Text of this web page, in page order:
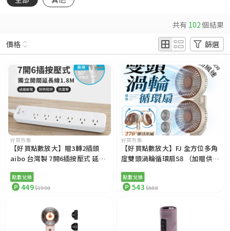
共有 102個結果
價格
篩選
好買市集
【好買點數放大】贈3轉2插頭
aibo 台灣製 7開6插按壓式 延長
點數兌換
449$1990
好買市集
【好買點數放大】FJ 全方位多角
度雙頭渦輪循環扇S8 （加贈供應
點數兌換
543$888